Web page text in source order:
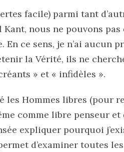
facile) parmi tant
nous ne pouvons
ce sens, je n’ai aucun
la Vérité, ils ne
» et « infidèles ».
les Hommes libres (pour
comme libre penseur
expliquer pourquoi
d’examiner toutes